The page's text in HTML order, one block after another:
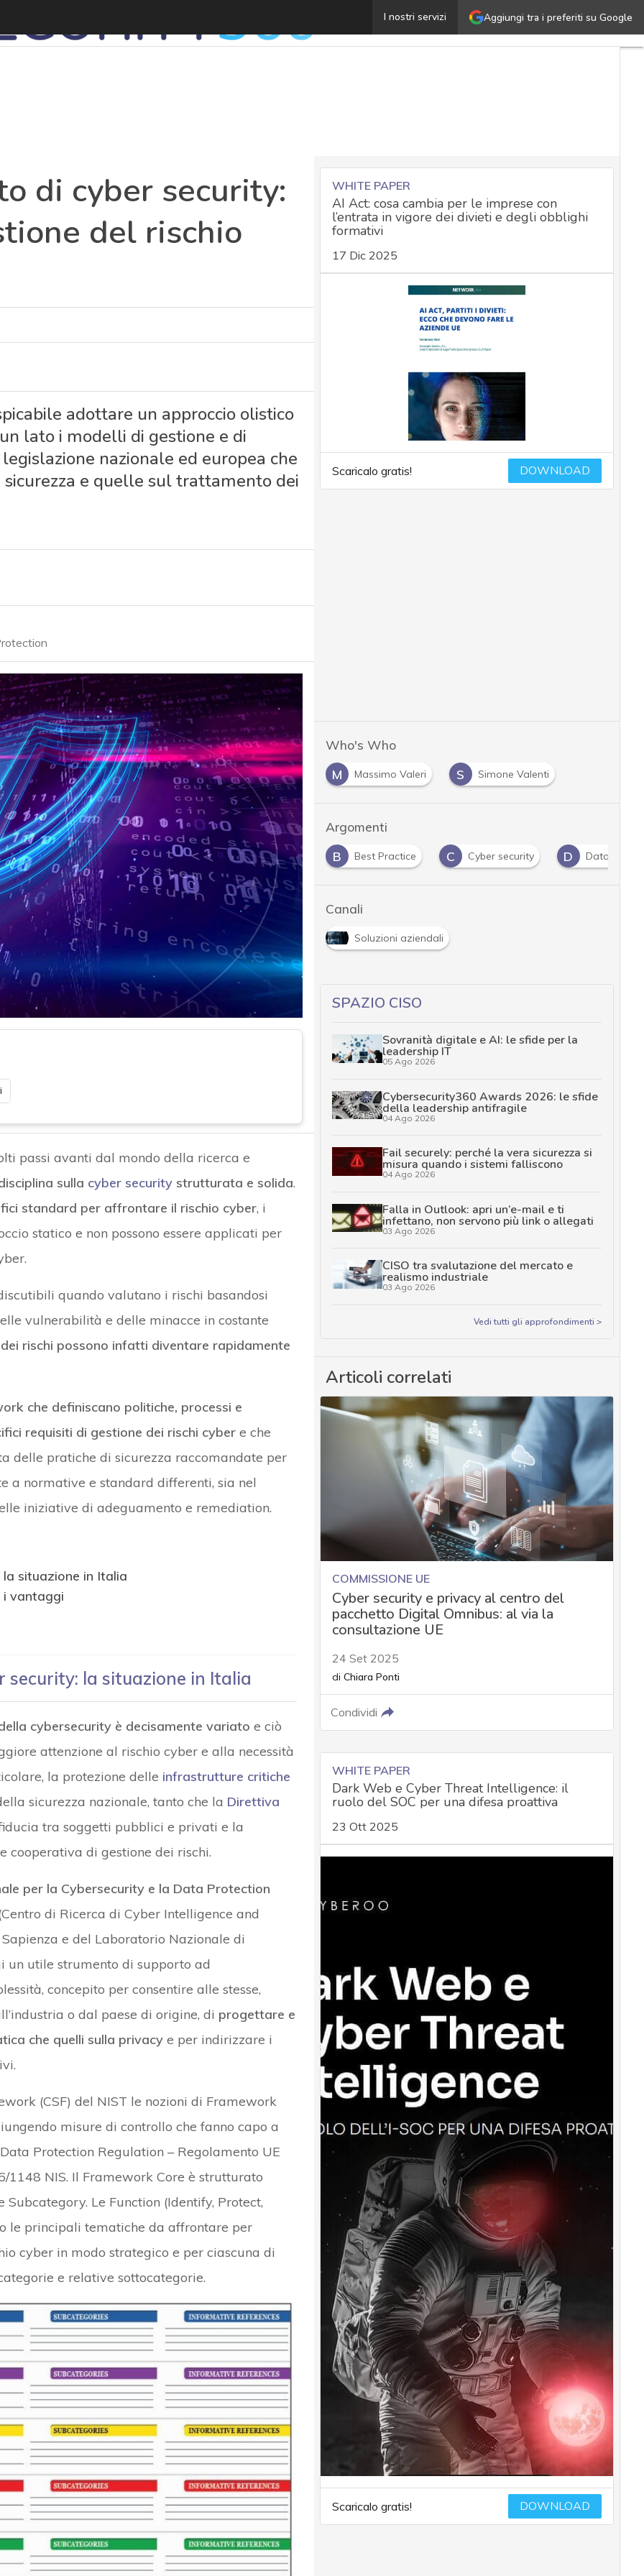
Aggiungi tra i preferiti su Google
I nostri servizi
Framework integrato di cyber security: i vantaggi nella
di cyber security:
del rischio
adottare un approccio olistico
lato i modelli di gestione e di
nazionale ed europea che
e quelle sul trattamento dei
passi avanti dal mondo della ricerca e
sulla cyber securitystrutturata e solida.
standard per affrontare il rischio cyber, i
statico e non possono essere applicati per
quando valutano i rischi basandosi
vulnerabilità e delle minacce in costante
rischi possono infatti diventare rapidamente
che definiscano politiche, processi e
requisiti di gestione dei rischi cybere che
delle pratiche di sicurezza raccomandate per
a normative e standard differenti, sia nel
iniziative di adeguamento e remediation.
situazione in Italia
i vantaggi
la situazione in Italia
cybersecurity è decisamente variato e ciò
attenzione al rischio cyber e alla necessità
la protezione delle infrastrutture critiche
sicurezza nazionale, tanto che la Direttiva
tra soggetti pubblici e privati e la
cooperativa di gestione dei rischi.
per la Cybersecurity e la Data Protection
di Ricerca di Cyber Intelligence and
e del Laboratorio Nazionale di
un utile strumento di supporto ad
concepito per consentire alle stesse,
o dal paese di origine, di progettare e
che quelli sulla privacye per indirizzare i
(CSF) del NIST le nozioni di Framework
misure di controllo che fanno capo a
Protection Regulation – Regolamento UE
1148 NIS. Il Framework Core è strutturato
Le Function (Identify, Protect,
le principali tematiche da affrontare per
cyber in modo strategico e per ciascuna di
e relative sottocategorie.
WHITE PAPER
AI Act: cosa cambia per le imprese con
l’entrata in vigore dei divieti e degli obblighi
formativi
17 Dic 2025
Scaricalo gratis! DOWNLOAD
Who's Who
M
Massimo Valeri S Simone Valenti
Argomenti
A
Agid B Best Practice C Cyber security D Data
Canali
Soluzioni aziendali
SPAZIO CISO
Sovranità digitale e AI: le sfide per la
leadership IT
05 Ago 2026
Cybersecurity360 Awards 2026: le sfide
della leadership antifragile
04 Ago 2026
Fail securely: perché la vera sicurezza si
misura quando i sistemi falliscono
04 Ago 2026
Falla in Outlook: apri un’e-mail e ti
infettano, non servono più link o allegati
03 Ago 2026
CISO tra svalutazione del mercato e
realismo industriale
03 Ago 2026
Vedi tutti gli approfondimenti >
Articoli correlati
COMMISSIONE UE
Cyber security e privacy al centro del
pacchetto Digital Omnibus: al via la
consultazione UE
24 Set 2025
di Chiara Ponti
Condividi
WHITE PAPER
Dark Web e Cyber Threat Intelligence: il
ruolo del SOC per una difesa proattiva
23 Ott 2025
Scaricalo gratis! DOWNLOAD